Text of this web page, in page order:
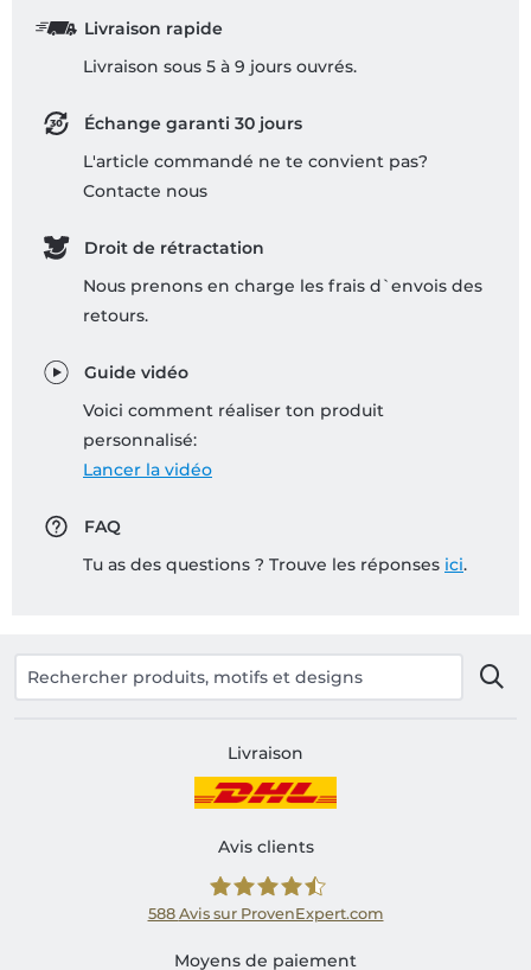
Livraison rapide
Livraison sous 5 à 9 jours ouvrés.
Échange garanti 30 jours
L'article commandé ne te convient pas?
Contacte nous
Droit de rétractation
Nous prenons en charge les frais d`envois des
retours.
Guide vidéo
Voici comment réaliser ton produit
personnalisé:
Lancer la vidéo
FAQ
Tu as des questions ? Trouve les réponses ici.
Livraison
Avis clients
Shirtinator FR
588 Avis sur ProvenExpert.com
Moyens de paiement